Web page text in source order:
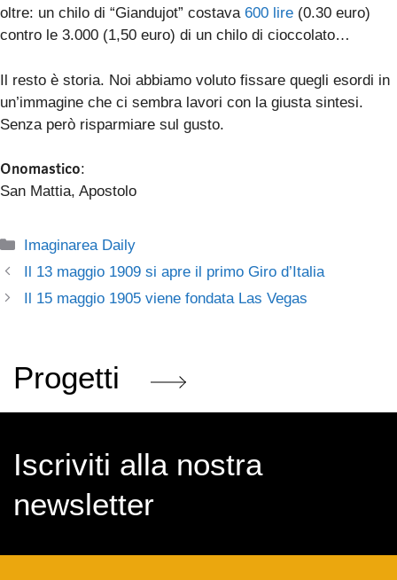
oltre: un chilo di “Giandujot” costava 600 lire (0.30 euro)
contro le 3.000 (1,50 euro) di un chilo di cioccolato…
Il resto è storia. Noi abbiamo voluto fissare quegli esordi in
un’immagine che ci sembra lavori con la giusta sintesi.
Senza però risparmiare sul gusto.
Onomastico:
San Mattia, Apostolo
Categorie
Imaginarea Daily
Il 13 maggio 1909 si apre il primo Giro d’Italia
Il 15 maggio 1905 viene fondata Las Vegas
Progetti
Iscriviti alla nostra
newsletter